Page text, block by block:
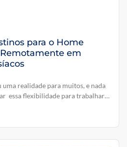
para o Home
em
realidade para muitos, e nada
essa flexibilidade para trabalhar